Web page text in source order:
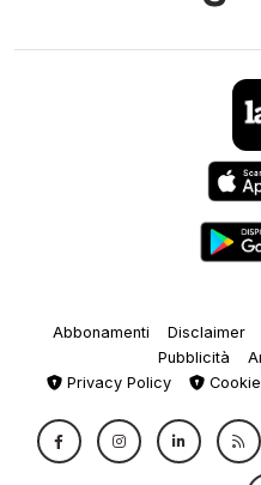
Abbonamenti Disclaimer
Pubblicità
Privacy Policy